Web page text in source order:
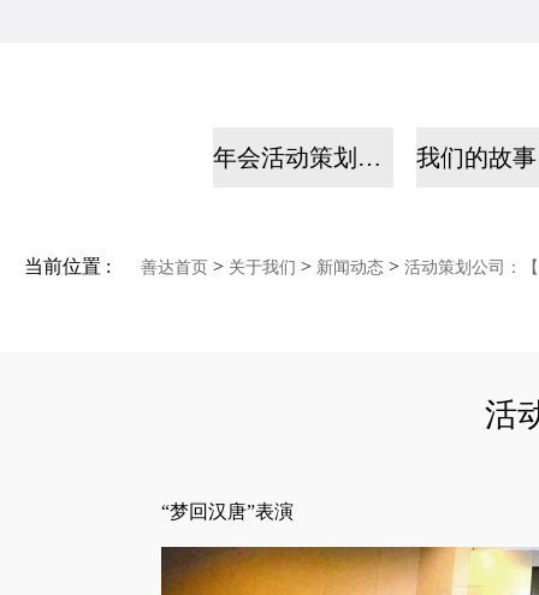
年会活动策划公司
当前位置 : 善达首页 > 关于我们 > 新闻动态 > 活动策划公司：
活
“梦回汉唐”表演